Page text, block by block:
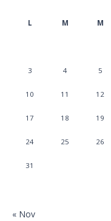
L M M
3 4 5
10 11 12
17 18 19
24 25 26
31
« Nov